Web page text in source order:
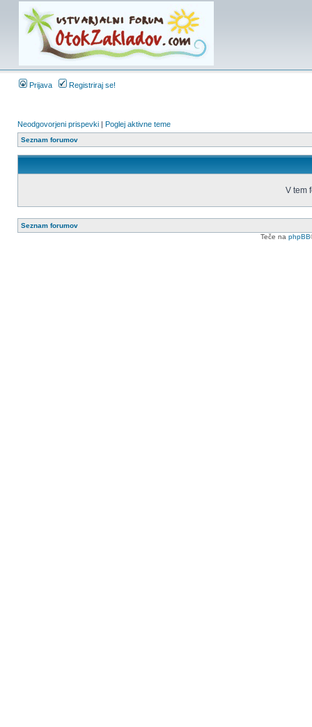
Prijava Registriraj se!
Neodgovorjeni prispevki | Poglej aktivne teme
Seznam forumov
V tem
Seznam forumov
Teče na phpBB